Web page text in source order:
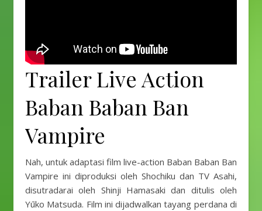
Trailer Live Action
Baban Baban Ban
Vampire
Nah, untuk adaptasi film live-action Baban Baban Ban
Vampire ini diproduksi oleh Shochiku dan TV Asahi,
disutradarai oleh Shinji Hamasaki dan ditulis oleh
Yūko Matsuda. Film ini dijadwalkan tayang perdana di